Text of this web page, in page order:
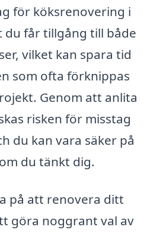
för köksrenovering i
du får tillgång till både
vilket kan spara tid
som ofta förknippas
Genom att anlita
risken för misstag
du kan vara säker på
du tänkt dig.
på att renovera ditt
göra noggrant val av